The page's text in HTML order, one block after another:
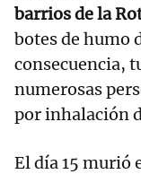
barrios de la
botes de humo
consecuencia,
numerosas
por inhalación
El día 15 murió